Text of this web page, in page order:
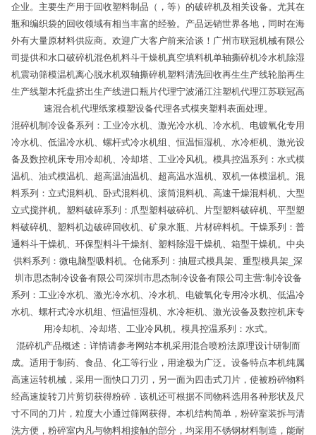
企业。主要生产用于回收塑料制品（，等）的破碎机及相关设备。尤其在
瓶和编织袋的回收领域有相当丰富的经验。产品远销世界各地，同时在海
外有大量原材料供应商。欢迎广大客户前来洽谈！广州市联冠机械有限公
司提供和水口破碎机混色机料斗干燥机真空填料机单轴撕碎机冷水机除湿
机震动筛模温机离心脱水机双轴撕碎机塑料清洗回收再生生产线轮胎再生
生产线塑木托盘挤出生产线进口瓶片代理宁波涌江注塑机代理江苏联冠高
速混合机代理纸浆模塑设备代理各式模夹塑料表面处理。
混碎机制冷设备系列：工业冷水机、激光冷水机、冷水机、电镀氧化专用
冷水机、低温冷水机、螺杆式冷水机组、恒温恒湿机、水冷柜机、激光设
备及数控机床专用冷却机、冷却塔、工业冷风机。模具控温系列：水式模
温机、油式模温机、超高温油温机、超高温水温机、双机一体模温机。混
料系列：立式混料机、卧式混料机、滚筒混料机、高速干燥混料机、大型
立式搅拌机。塑料破碎系列：爪型塑料破碎机、片型塑料破碎机、平型塑
料破碎机、塑料机边破碎回收机、矿泉水瓶、片材碎料机。干燥系列：普
通料斗干燥机、环保型料斗干燥剂、塑料除湿干燥机、箱型干燥机。中央
供料系列：微电脑型吸料机。仓储系列：抽屉式模具架、重型模具架_深
圳市思杰制冷设备有限公司深圳市思杰制冷设备有限公司主营:制冷设备
系列：工业冷水机、激光冷水机、冷水机、电镀氧化专用冷水机、低温冷
水机、螺杆式冷水机组、恒温恒湿机、水冷柜机、激光设备及数控机床专
用冷却机、冷却塔、工业冷风机。模具控温系列：水式。
混碎机产品概述：详情请参考网站本机采用混合喷粉法原理设计研制而
成。适用于制药、食品、化工等行业，用途极为广泛。设备特点本机纯属
高速运转机械，采用一面快口刀刃，另一面为四击式刀片，使被粉碎物料
经高速旋转刀片剪切获得粉碎．该机还可根据不同物科选用各种形状及尺
寸不同的刀片，粒度大小通过筛网获得。本机结构简单，粉碎室装拆与清
洗方便，粉碎室内凡与物料相接触的部分，均采用不锈钢材料制造，能耐